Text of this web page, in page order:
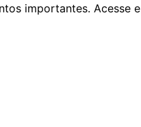
importantes. Acesse e